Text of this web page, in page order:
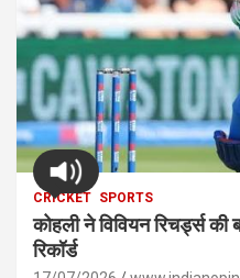
CRICKET SPORTS
कोहली ने विवियन रिचर्ड्स की
रिकॉर्ड